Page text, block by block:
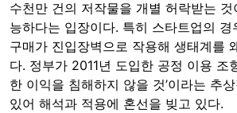
수천만 건의 저작물을 개별 허락받는
능하다는 입장이다. 특히 스타트업의 경
구매가 진입장벽으로 작용해 생태계를
다. 정부가 2011년 도입한 공정 이용 조
한 이익을 침해하지 않을 것’이라는 추
있어 해석과 적용에 혼선을 빚고 있다.